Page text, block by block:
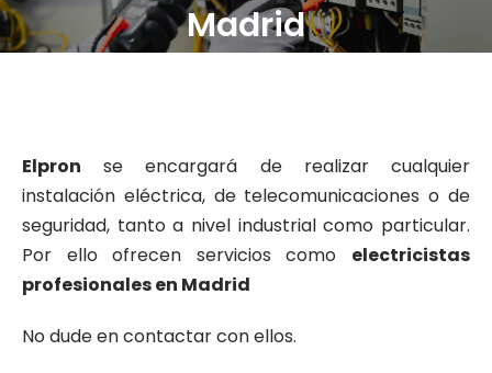
Madrid
Elpron se encargará de realizar cualquier
instalación eléctrica, de telecomunicaciones o de
seguridad, tanto a nivel industrial como particular.
Por ello ofrecen servicios como electricistas
profesionales en Madrid
No dude en contactar con ellos.